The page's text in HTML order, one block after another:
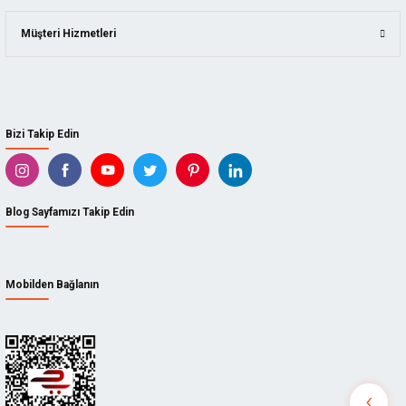
604,80 TL 633,60 TL
Bizi Takip Edin
Blog Sayfamızı Takip Edin
Mobilden Bağlanın
Müşteri Hizmetleri